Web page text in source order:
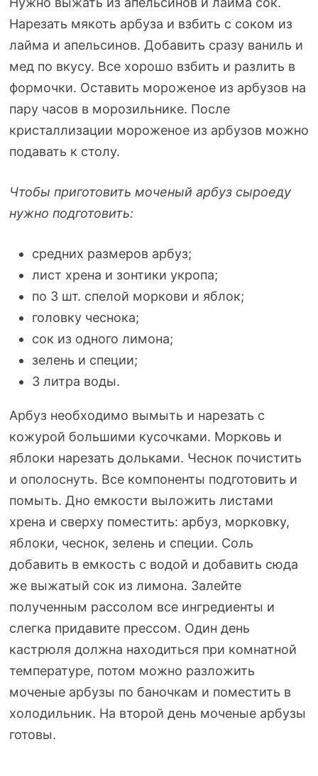
Нарезать мякоть арбуза и взбить с соком из
лайма и апельсинов. Добавить сразу ваниль и
мед по вкусу. Все хорошо взбить и разлить в
формочки. Оставить мороженое из арбузов на
пару часов в морозильнике. После
кристаллизации мороженое из арбузов можно
подавать к столу.
Чтобы приготовить моченый арбуз сыроеду
нужно подготовить:
средних размеров арбуз;
лист хрена и зонтики укропа;
по 3 шт. спелой моркови и яблок;
головку чеснока;
сок из одного лимона;
зелень и специи;
3 литра воды.
Арбуз необходимо вымыть и нарезать с
кожурой большими кусочками. Морковь и
яблоки нарезать дольками. Чеснок почистить
и ополоснуть. Все компоненты подготовить и
помыть. Дно емкости выложить листами
хрена и сверху поместить: арбуз, морковку,
яблоки, чеснок, зелень и специи. Соль
добавить в емкость с водой и добавить сюда
же выжатый сок из лимона. Залейте
полученным рассолом все ингредиенты и
слегка придавите прессом. Один день
кастрюля должна находиться при комнатной
температуре, потом можно разложить
моченые арбузы по баночкам и поместить в
холодильник. На второй день моченые арбузы
готовы.